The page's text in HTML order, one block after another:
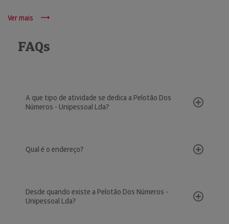
Ver mais
FAQs
A que tipo de atividade se dedica a Pelotão Dos
Números - Unipessoal Lda?
Qual é o endereço?
Desde quando existe a Pelotão Dos Números -
Unipessoal Lda?